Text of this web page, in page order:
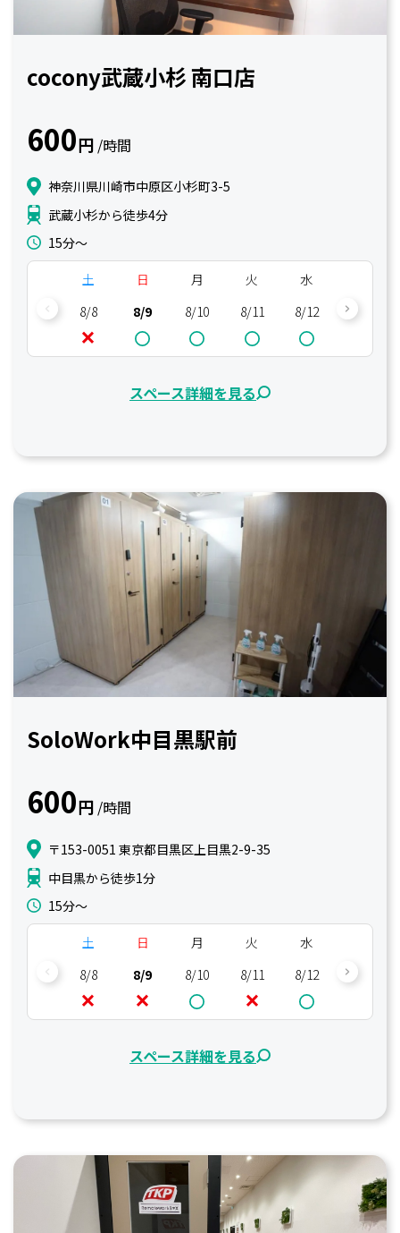
cocony武蔵小杉 南口店
600円 /時間
神奈川県川崎市中原区小杉町3-5
武蔵小杉から徒歩4分
15分〜
土
8/8
日
8/9
月
8/10
火
8/11
水
8/12
8/13
スペース詳細を見る
SoloWork中目黒駅前
600円 /時間
〒153-0051 東京都目黒区上目黒2-9-35
中目黒から徒歩1分
15分〜
土
8/8
日
8/9
月
8/10
火
8/11
水
8/12
8/13
スペース詳細を見る